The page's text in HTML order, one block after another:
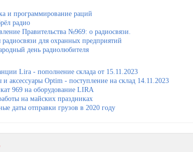
и программирование раций
радио
Правительства №969: о радиосвязи.
для охранных предприятий
день радиолюбителя
Lira - пополнение склада от 15.11.2023
аксессуары Optim - поступление на склад 14.11.2023
969 на оборудование LIRA
на майских праздниках
даты отправки грузов в 2020 году